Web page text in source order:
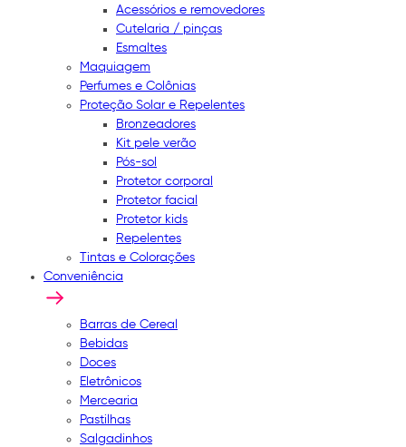
Acessórios e removedores
Cutelaria / pinças
Esmaltes
Maquiagem
Perfumes e Colônias
Proteção Solar e Repelentes
Bronzeadores
Kit pele verão
Pós-sol
Protetor corporal
Protetor facial
Protetor kids
Repelentes
Tintas e Colorações
Conveniência
Barras de Cereal
Bebidas
Doces
Eletrônicos
Mercearia
Pastilhas
Salgadinhos